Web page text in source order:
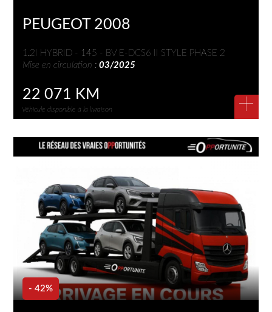
PEUGEOT 2008
1.2I HYBRID - 145 - BV E-DCS6 II STYLE PHASE 2
Mise en circulation :03/2025
22 071 KM
Véhicule disponible à la livraison +
- 42%